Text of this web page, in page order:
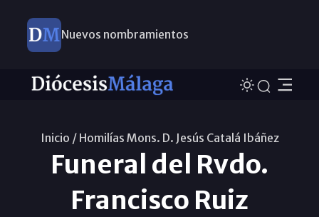
Nuevos nombramientos
Inicio / Homilías Mons. D. Jesús Catalá Ibáñez
Funeral del Rvdo.
Francisco Ruiz